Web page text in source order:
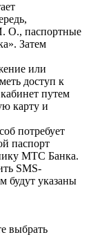
О., паспортные
Затем
или
доступ к
путем
карту и
потребует
паспорт
МТС Банка.
SMS-
будут указаны
выбрать